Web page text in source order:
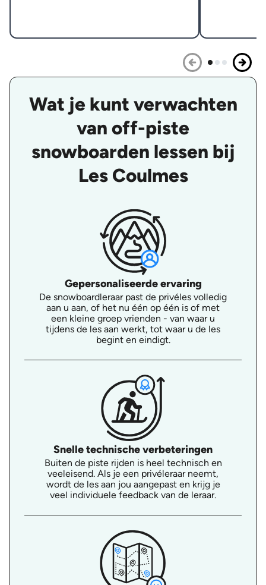
Wat je kunt verwachten
van off-piste
snowboarden lessen bij
Les Coulmes
Gepersonaliseerde ervaring
De snowboardleraar past de privéles volledig
aan u aan, of het nu één op één is of met
een kleine groep vrienden - van waar u
tijdens de les aan werkt, tot waar u de les
begint en eindigt.
Snelle technische verbeteringen
Buiten de piste rijden is heel technisch en
veeleisend. Als je een privéleraar neemt,
wordt de les aan jou aangepast en krijg je
veel individuele feedback van de leraar.